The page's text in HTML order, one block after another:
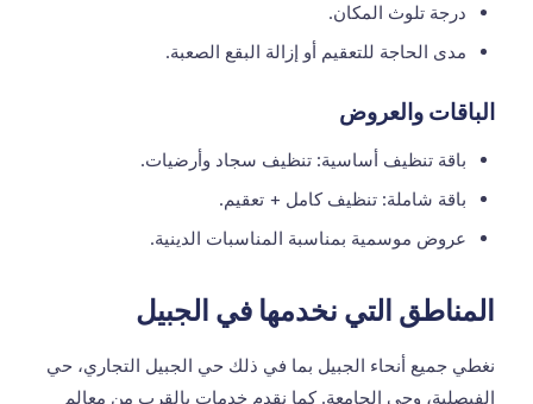
درجة تلوث المكان.
مدى الحاجة للتعقيم أو إزالة البقع الصعبة.
الباقات والعروض
باقة تنظيف أساسية: تنظيف سجاد وأرضيات.
باقة شاملة: تنظيف كامل + تعقيم.
عروض موسمية بمناسبة المناسبات الدينية.
المناطق التي نخدمها في الجبيل
نغطي جميع أنحاء الجبيل بما في ذلك حي الجبيل التجاري، حي
الفيصلية، وحي الجامعة. كما نقدم خدمات بالقرب من معالم